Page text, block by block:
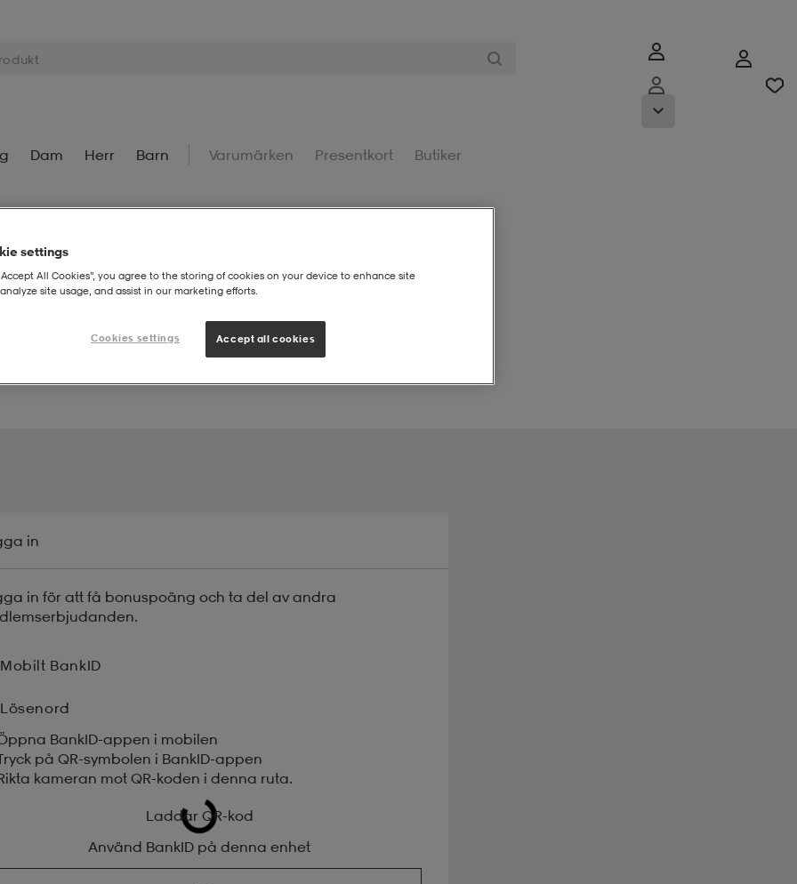
Dam Herr Barn Varumärken Presentkort Butiker
Logga in
in
in för att få bonuspoäng och ta del av andra
Mobilt BankID
Lösenord
BankID-appen i mobilen
på QR-symbolen i BankID-appen
kameran mot QR-koden i denna ruta.
Laddar QR-kod
Använd BankID på denna enhet
settings
All Cookies”, you agree to the storing of cookies on your device to enhance site
site usage, and assist in our marketing efforts.
Cookies settings Accept all cookies